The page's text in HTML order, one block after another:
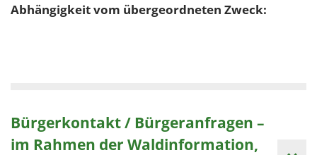
Abhängigkeit vom übergeordneten Zweck:
Bürgerkontakt / Bürgeranfragen –
im Rahmen der Waldinformation,